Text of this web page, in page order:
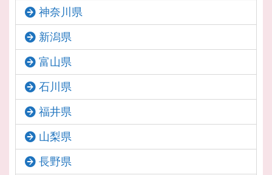
神奈川県
新潟県
富山県
石川県
福井県
山梨県
長野県